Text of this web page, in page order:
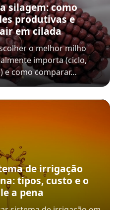
silagem: como
produtivas e
em cilada
o melhor milho
importa (ciclo,
e como comparar…
de irrigação
tipos, custo e o
a pena